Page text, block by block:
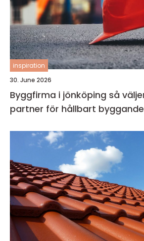
inspiration
30. June 2026
Byggfirma i jönköping så väljer du rätt
partner för hållbart byggande